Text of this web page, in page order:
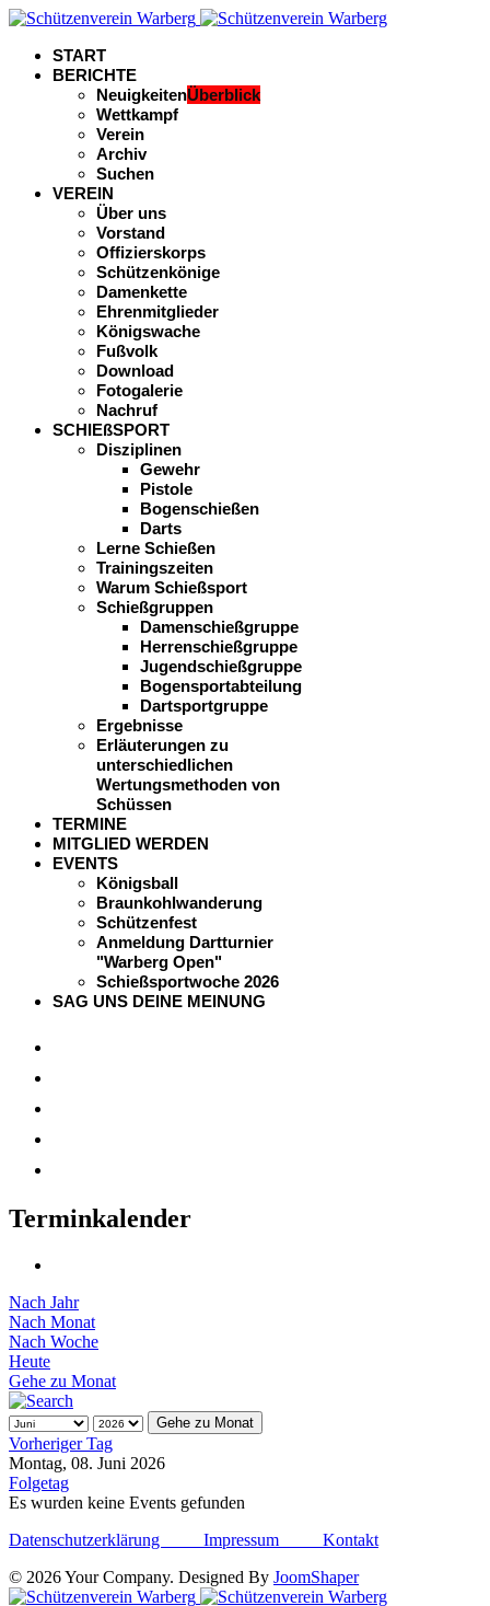
START
BERICHTE
NeuigkeitenÜberblick
Wettkampf
Verein
Archiv
Suchen
VEREIN
Über uns
Vorstand
Offizierskorps
Schützenkönige
Damenkette
Ehrenmitglieder
Königswache
Fußvolk
Download
Fotogalerie
Nachruf
SCHIEßSPORT
Disziplinen
Gewehr
Pistole
Bogenschießen
Darts
Lerne Schießen
Trainingszeiten
Warum Schießsport
Schießgruppen
Damenschießgruppe
Herrenschießgruppe
Jugendschießgruppe
Bogensportabteilung
Dartsportgruppe
Ergebnisse
Erläuterungen zu
unterschiedlichen
Wertungsmethoden von
Schüssen
TERMINE
MITGLIED WERDEN
EVENTS
Königsball
Braunkohlwanderung
Schützenfest
Anmeldung Dartturnier
"Warberg Open"
Schießsportwoche 2026
SAG UNS DEINE MEINUNG
Terminkalender
Nach Jahr
Nach Monat
Nach Woche
Heute
Gehe zu Monat
Gehe zu Monat
Vorheriger Tag
Montag, 08. Juni 2026
Folgetag
Es wurden keine Events gefunden
Datenschutzerklärung Impressum Kontakt
© 2026 Your Company. Designed By JoomShaper